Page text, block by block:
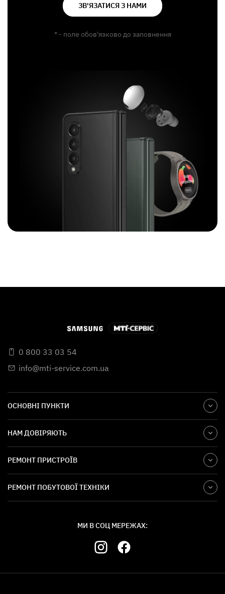
ЗВ'ЯЗАТИСЯ З НАМИ
* - поле обов'язково до заповнення
0 800 33 03 54
info@mti-service.com.ua
ОСНОВНІ ПУНКТИ
НАМ ДОВІРЯЮТЬ
РЕМОНТ ПРИСТРОЇВ
РЕМОНТ ПОБУТОВОЇ ТЕХНІКИ
МИ В СОЦ МЕРЕЖАХ: